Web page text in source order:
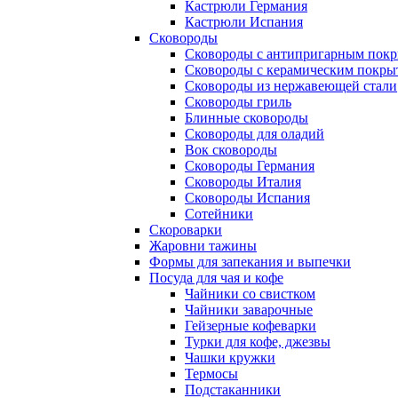
Кастрюли Германия
Кастрюли Испания
Сковороды
Сковороды с антипригарным
Сковороды с керамическим
Сковороды из нержавеющей стали
Сковороды гриль
Блинные сковороды
Сковороды для оладий
Вок сковороды
Сковороды Германия
Сковороды Италия
Сковороды Испания
Сотейники
Скороварки
Жаровни тажины
Формы для запекания и выпечки
Посуда для чая и кофе
Чайники со свистком
Чайники заварочные
Гейзерные кофеварки
Турки для кофе, джезвы
Чашки кружки
Термосы
Подстаканники